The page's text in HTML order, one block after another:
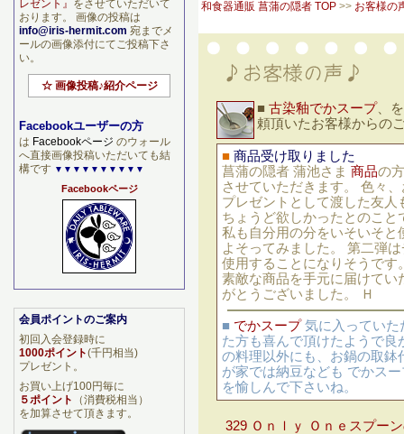
和食器通販 菖蒲の隠者 TOP >> お客様の
■ 古染釉でかスープ、
頼頂いたお客様から
■ 商品受け取りました
菖蒲の隠者 蒲池さま 商品の
させていただきます。 色々
プレゼントとして渡した友
ちょうど欲しかったとのこと
私も自分用の分をいそいそ
よそってみました。 第二弾
使用することになりそうです
素敵な商品を手元に届けて
がとうございました。 Ｈ
■ でかスープ気に入っていた
た方も喜んで頂けたようで
の料理以外にも、お鍋の取
が家では納豆なども でかス
を愉しんで下さいね。
329 Ｏｎｌｙ Ｏｎｅスプー
レゼント』 をさせていただいて
おります。 画像の投稿は
info@iris-hermit.com 宛までメ
ールの画像添付にてご投稿下さ
い。
☆ 画像投稿♪紹介ページ
Facebookユーザーの方
は Facebookページ のウォール
へ直接画像投稿いただいても結
構です ▼▼▼▼▼▼▼▼▼▼
Facebookページ
会員ポイントのご案内
初回入会登録時に
1000ポイント(千円相当)
プレゼント。
お買い上げ100円毎に
５ポイント
（消費税相当）
を加算させて頂きます。